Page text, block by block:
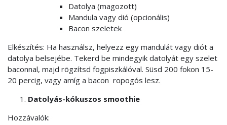
Datolya (magozott)
Mandula vagy dió (opcionális)
Bacon szeletek
Elkészítés: Ha használsz, helyezz egy mandulát vagy diót a
datolya belsejébe. Tekerd be mindegyik datolyát egy szelet
baconnal, majd rögzítsd fogpiszkálóval. Süsd 200 fokon 15-
20 percig, vagy amíg a bacon ropogós lesz.
Datolyás-kókuszos smoothie
Hozzávalók: